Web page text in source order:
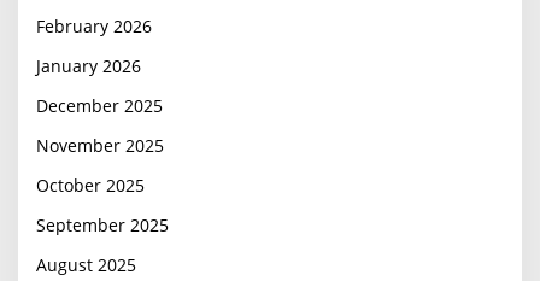
February 2026
January 2026
December 2025
November 2025
October 2025
September 2025
August 2025